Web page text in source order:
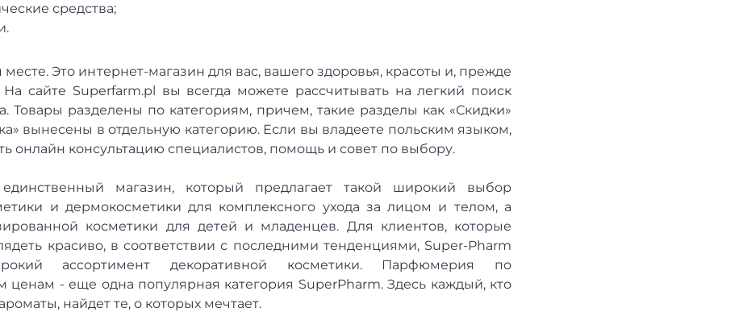
средства;
месте. Это интернет-магазин для вас, вашего здоровья, красоты и, прежде
На сайте Superfarm.pl вы всегда можете рассчитывать на легкий поиск
Товары разделены по категориям, причем, такие разделы как «Скидки»
вынесены в отдельную категорию. Если вы владеете польским языком,
онлайн консультацию специалистов, помощь и совет по выбору.
магазин, который предлагает такой широкий выбор
и дермокосметики для комплексного ухода за лицом и телом, а
косметики для детей и младенцев. Для клиентов, которые
красиво, в соответствии с последними тенденциями, Super-Pharm
ассортимент декоративной косметики. Парфюмерия по
ценам - еще одна популярная категория SuperPharm. Здесь каждый, кто
найдет те, о которых мечтает.